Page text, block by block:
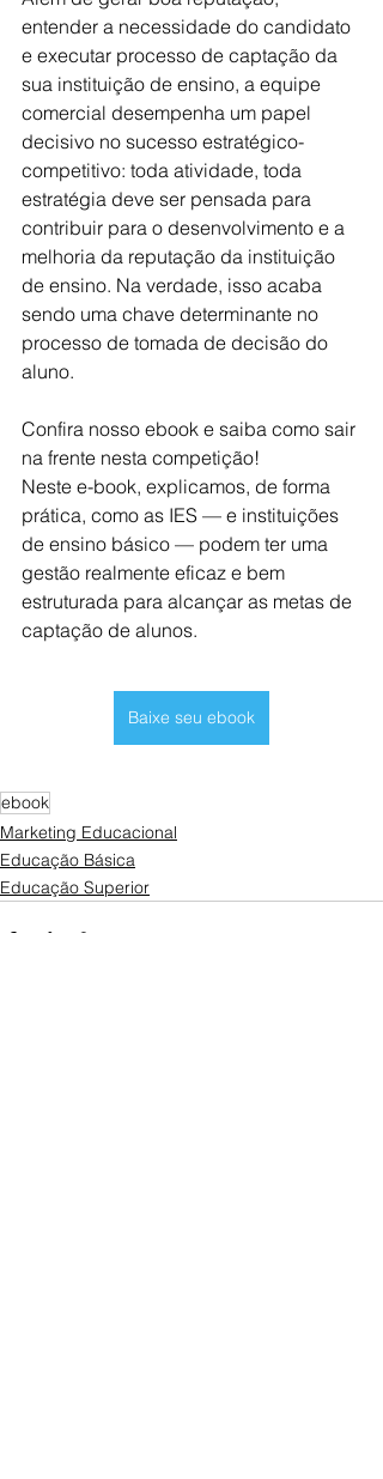
entender a necessidade do candidato
e executar processo de captação da
sua instituição de ensino, a equipe
comercial desempenha um papel
decisivo no sucesso estratégico-
competitivo: toda atividade, toda
estratégia deve ser pensada para
contribuir para o desenvolvimento e a
melhoria da reputação da instituição
de ensino. Na verdade, isso acaba
sendo uma chave determinante no
processo de tomada de decisão do
aluno.
Confira nosso ebook e saiba como sair
na frente nesta competição!
Neste e-book, explicamos, de forma
prática, como as IES — e instituições
de ensino básico — podem ter uma
gestão realmente eficaz e bem
estruturada para alcançar as metas de
captação de alunos.
Baixe seu ebook
ebook
Marketing Educacional
Educação Básica
Educação Superior